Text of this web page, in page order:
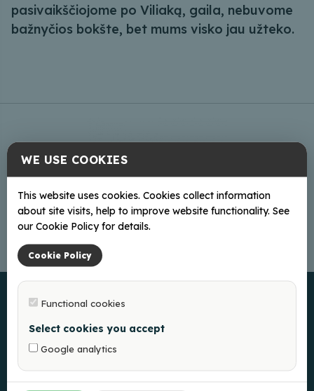
pasivaikščiojome po Viliaką, gaila, nebuvome
bažnyčios bokšte, bet mums visko jau užteko.
WE USE COOKIES
This website uses cookies. Cookies collect information
about site visits, help to improve website functionality. See
our Cookie Policy for details.
Cookie Policy
Functional cookies
Select cookies you accept
Google analytics